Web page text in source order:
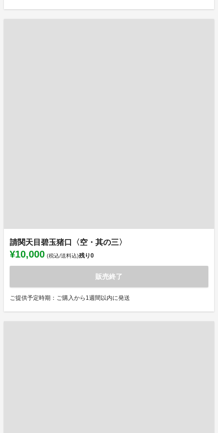
請関天目碧玉猪口〈空・其の三〉
¥10,000 (税込/送料込)残り0
販売終了
ご提供予定時期：ご購入から1週間以内に発送